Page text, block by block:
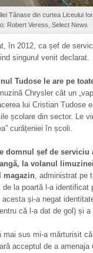
Tănase din curtea Liceului
Robert Veress, Select News
în 2012, ca șef de
singurul venit declarat.
Tudose le are pe
Chrysler cât un
lui Cristian Tudose
școlare din sector. Le
curățeniei în școli.
domnul șef de
la volanul
magazin, administrat pe
la poartă l-a identificat
și-a negat
că l-a dat de gol) și
mai sus mi-a mărturisit
acceptul de a amenaja